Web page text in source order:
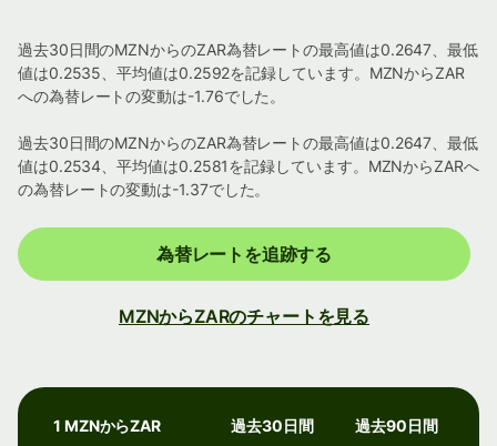
過去30日間のMZNからのZAR為替レートの最高値は0.2647、最低
値は0.2535、平均値は0.2592を記録しています。MZNからZAR
への為替レートの変動は-1.76でした。
過去30日間のMZNからのZAR為替レートの最高値は0.2647、最低
値は0.2534、平均値は0.2581を記録しています。MZNからZARへ
の為替レートの変動は-1.37でした。
為替レートを追跡する
MZNからZARのチャートを見る
1 MZNからZAR 過去30日間 過去90日間